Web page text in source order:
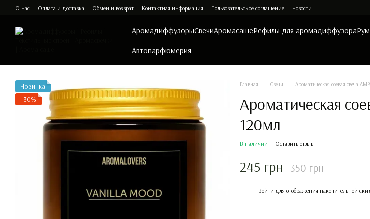
Перейти к основному контенту
О нас Оплата и доставка Обмен и возврат Контактная информация Пользовательское соглашение Новости
АромадиффузорыСвечиАромасашеРефилы для аромадиффузора
Автопарфюмерия
Новинка
−30%
Главная Свечи Ароматическая соевая свеча
Ароматическая
120мл
В наличии Оставить отзыв
245 грн 350 грн
Войти для отображения накопительной